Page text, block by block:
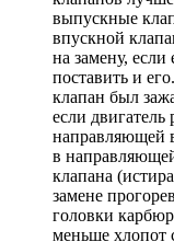
выпускные
впускной
на замену,
поставить и
клапан был
если двигатель
направляющей
в
клапана
замене
головки
меньше хлопот